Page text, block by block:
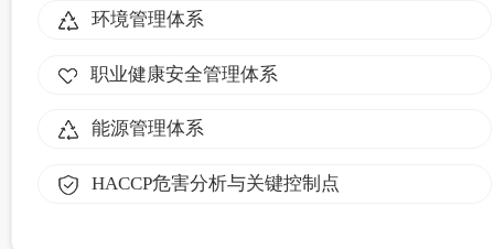
环境管理体系
职业健康安全管理体系
能源管理体系
HACCP危害分析与关键控制点